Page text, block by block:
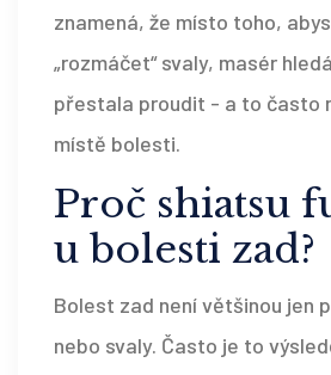
znamená, že místo toho,
„rozmáčet“ svaly, masér
přestala proudit - a to často
místě bolesti.
Proč shiatsu
u bolesti zad?
Bolest zad není většinou jen
nebo svaly. Často je to